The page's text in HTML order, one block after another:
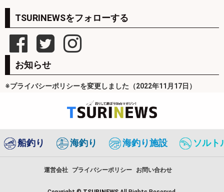
TSURINEWSをフォローする
お知らせ
※プライバシーポリシーを変更しました（2022年11月17日）
船釣り 海釣り 海釣り施設 ソルト
運営会社 プライバシーポリシー お問い合わせ